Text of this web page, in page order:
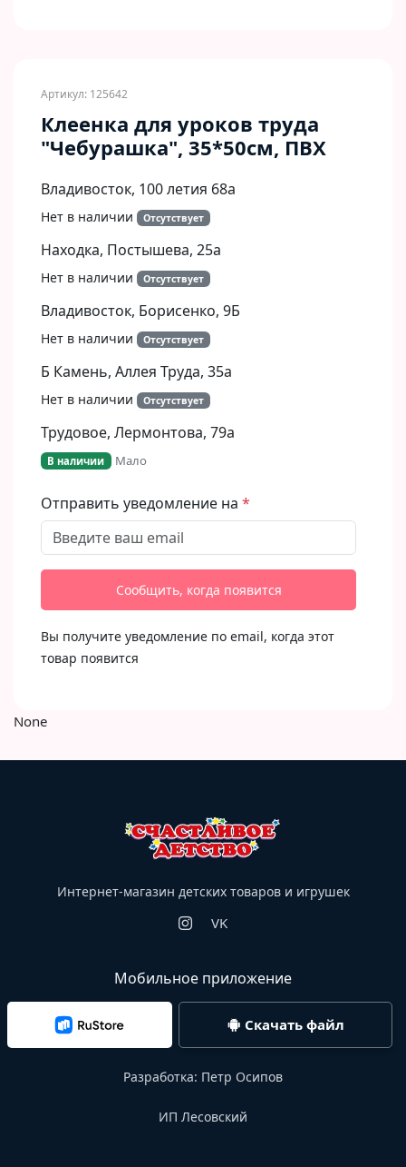
Артикул: 125642
Клеенка для уроков труда
"Чебурашка", 35*50см, ПВХ
Владивосток, 100 летия 68а
Нет в наличии Отсутствует
Находка, Постышева, 25а
Нет в наличии Отсутствует
Владивосток, Борисенко, 9Б​
Нет в наличии Отсутствует
Б Камень, Аллея Труда, 35а
Нет в наличии Отсутствует
Трудовое, Лермонтова, 79а
В наличии Мало
Отправить уведомление на
Сообщить, когда появится
Вы получите уведомление по email, когда этот
товар появится
None
Интернет-магазин детских товаров и игрушек
VK
Мобильное приложение
Скачать файл
Разработка: Петр Осипов
ИП Лесовский